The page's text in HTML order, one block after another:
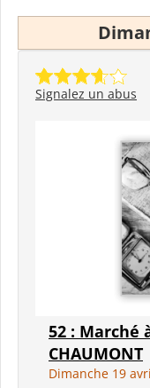
Signalez un abus
52 : Marché
CHAUMONT
Dimanche 19